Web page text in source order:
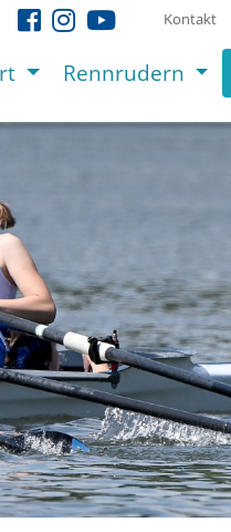
Kontakt
Rennrudern